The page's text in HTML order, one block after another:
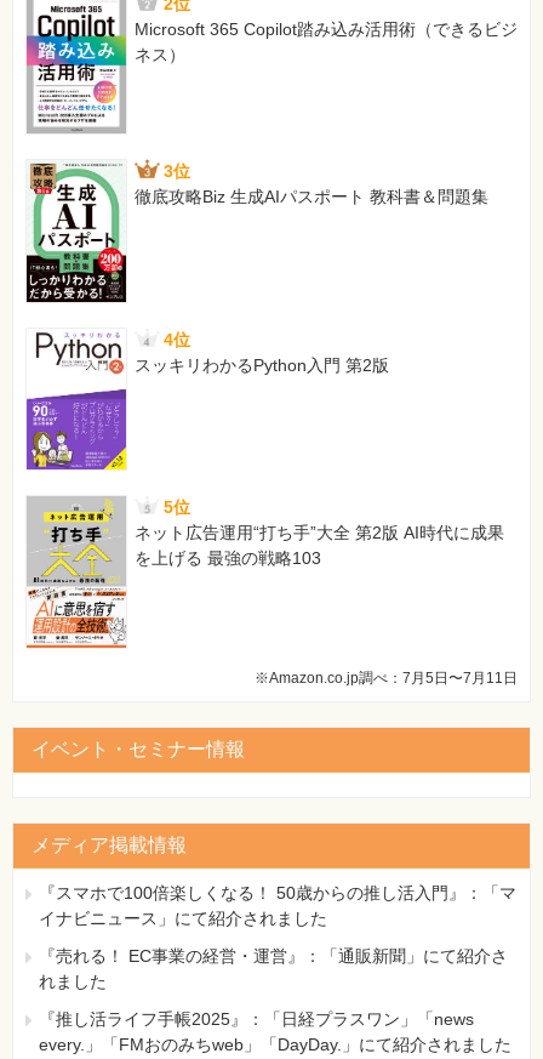
Microsoft 365 Copilot踏み込み活用術（できるビジ
ネス）
3位
徹底攻略Biz 生成AIパスポート 教科書＆問題集
4位
スッキリわかるPython入門 第2版
5位
ネット広告運用“打ち手”大全 第2版 AI時代に成果
を上げる 最強の戦略103
※Amazon.co.jp調べ：7月5日〜7月11日
イベント・セミナー情報
メディア掲載情報
『スマホで100倍楽しくなる！ 50歳からの推し活入門』：「マ
イナビニュース」にて紹介されました
『売れる！ EC事業の経営・運営』：「通販新聞」にて紹介さ
れました
『推し活ライフ手帳2025』：「日経プラスワン」「news
every.」「FMおのみちweb」「DayDay.」にて紹介されました